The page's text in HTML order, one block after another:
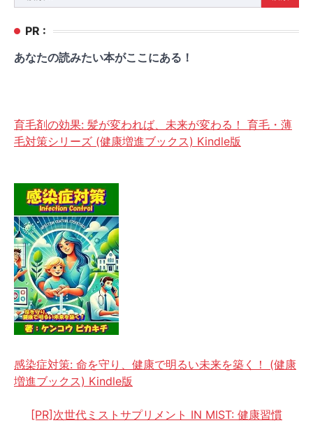
索:
PR :
あなたの読みたい本がここにある！
育毛剤の効果: 髪が変われば、未来が変わる！ 育毛・薄
毛対策シリーズ (健康増進ブックス) Kindle版
感染症対策: 命を守り、健康で明るい未来を築く！ (健康
増進ブックス) Kindle版
[PR]次世代ミストサプリメント IN MIST: 健康習慣